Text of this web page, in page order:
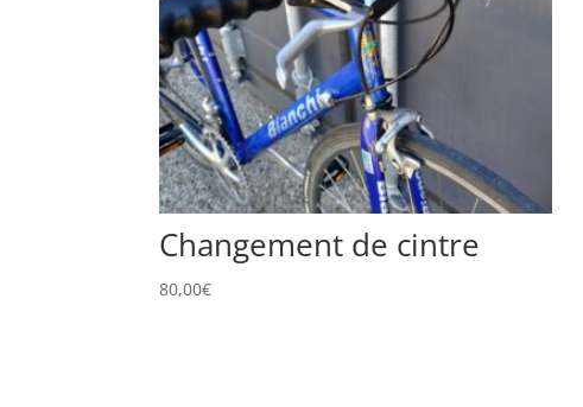
Changement de cintre
80,00€